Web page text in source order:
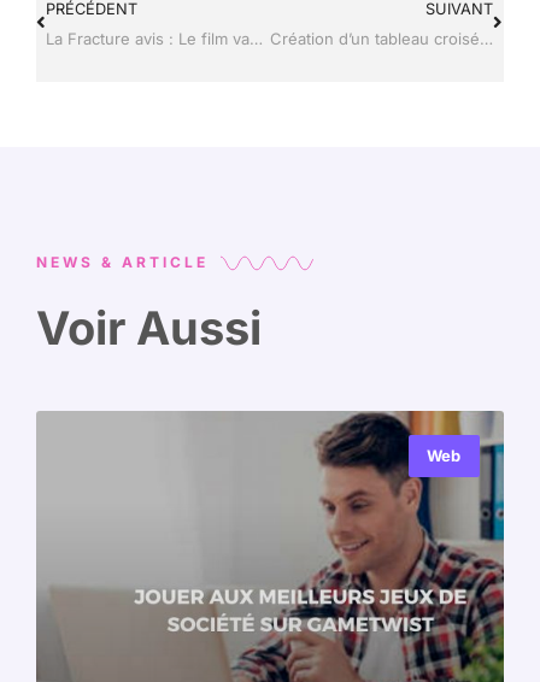
PRÉCÉDENT
La Fracture avis : Le film vaut-il le coup ?
SUIVANT
Création d’un tableau croisé dynamique : la méthode claire pour un rapport exploitable
NEWS & ARTICLE
Voir Aussi
Web